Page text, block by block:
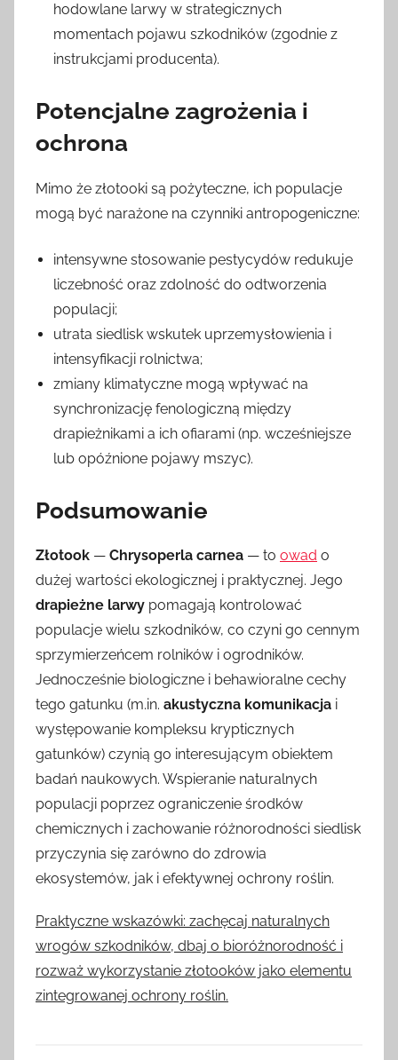
hodowlane larwy w strategicznych
momentach pojawu szkodników (zgodnie z
instrukcjami producenta).
Potencjalne zagrożenia i
ochrona
Mimo że złotooki są pożyteczne, ich populacje
mogą być narażone na czynniki antropogeniczne:
intensywne stosowanie pestycydów redukuje
liczebność oraz zdolność do odtworzenia
populacji;
utrata siedlisk wskutek uprzemysłowienia i
intensyfikacji rolnictwa;
zmiany klimatyczne mogą wpływać na
synchronizację fenologiczną między
drapieżnikami a ich ofiarami (np. wcześniejsze
lub opóźnione pojawy mszyc).
Podsumowanie
Złotook — Chrysoperla carnea — to owad o
dużej wartości ekologicznej i praktycznej. Jego
drapieżne larwy pomagają kontrolować
populacje wielu szkodników, co czyni go cennym
sprzymierzeńcem rolników i ogrodników.
Jednocześnie biologiczne i behawioralne cechy
tego gatunku (m.in. akustyczna komunikacja i
występowanie kompleksu krypticznych
gatunków) czynią go interesującym obiektem
badań naukowych. Wspieranie naturalnych
populacji poprzez ograniczenie środków
chemicznych i zachowanie różnorodności siedlisk
przyczynia się zarówno do zdrowia
ekosystemów, jak i efektywnej ochrony roślin.
Praktyczne wskazówki: zachęcaj naturalnych
wrogów szkodników, dbaj o bioróżnorodność i
rozważ wykorzystanie złotooków jako elementu
zintegrowanej ochrony roślin.